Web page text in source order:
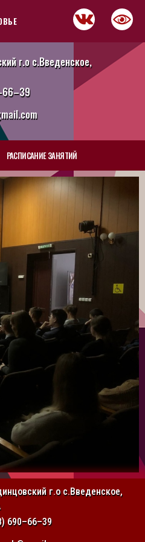
г.о с.Введенское,
РАСПИСАНИЕ ЗАНЯТИЙ
г.о с.Введенское,
690–66–39